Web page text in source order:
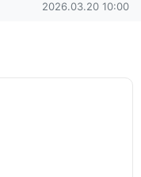
작성일
2026.03.20 10:00